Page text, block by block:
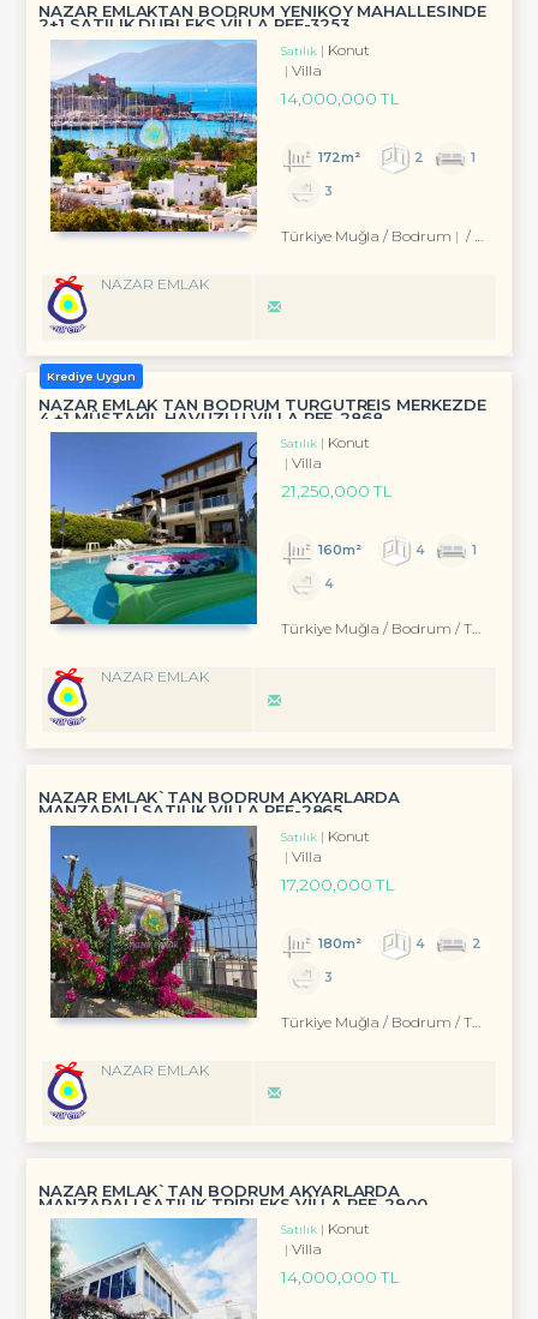
NAZAR EMLAKTAN BODRUM YENIKÖY MAHALLESINDE
2+1 SATILIK DUBLEKS VİLLA REF-3253
Satılık
Konut
Villa
14,000,000 TL
172m² 2
1
3
Türkiye Muğla / Bodrum / Eskiçeşme Mah.
NAZAR EMLAK
Krediye Uygun
NAZAR EMLAK TAN BODRUM TURGUTREİS MERKEZDE
4 +1 MÜSTAKİL HAVUZLU VİLLA REF-2868
Satılık
Konut
Villa
21,250,000 TL
160m² 4
1
4
Türkiye Muğla / Bodrum / Turgutreis
NAZAR EMLAK
NAZAR EMLAK`TAN BODRUM AKYARLARDA
MANZARALI SATILIK VİLLA REF-2865
Satılık
Konut
Villa
17,200,000 TL
180m² 4
2
3
Türkiye Muğla / Bodrum / Turgutreis
NAZAR EMLAK
NAZAR EMLAK`TAN BODRUM AKYARLARDA
MANZARALI SATILIK TRİPLEKS VİLLA REF-2900
Satılık
Konut
Villa
14,000,000 TL